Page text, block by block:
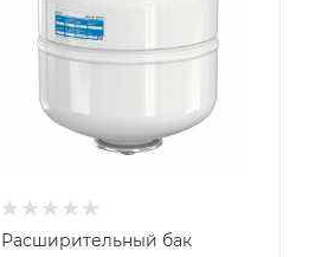
водоснабжения
Гарантийный срок
Расширительный бак